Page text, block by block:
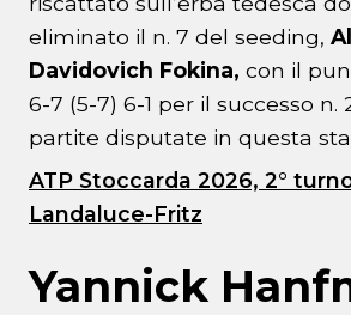
eliminato il n. 7 del seeding,
Davidovich Fokina, con il
6-7 (5-7) 6-1 per il successo n.
partite disputate in questa
ATP Stoccarda 2026, 2°
Landaluce-Fritz
Yannick